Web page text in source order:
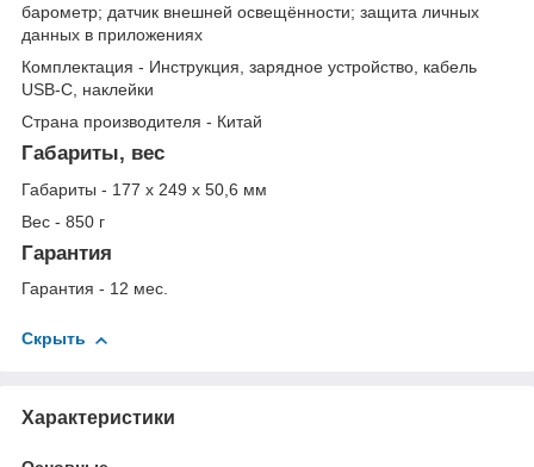
барометр; датчик внешней освещённости; защита личных
данных в приложениях
Комплектация - Инструкция, зарядное устройство, кабель
USB-C, наклейки
Страна производителя - Китай
Габариты, вес
Габариты - 177 x 249 x 50,6 мм
Вес - 850 г
Гарантия
Гарантия - 12 мес.
Скрыть
Характеристики